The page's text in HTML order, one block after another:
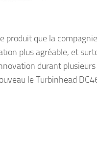
produit que la compagnie
plus agréable, et
durant plusieurs
le Turbinhead